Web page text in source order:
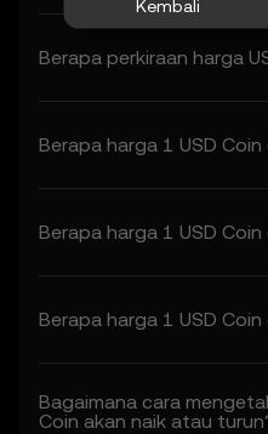
Berapa perkiraan harga
Berapa harga 1 USD
Berapa harga 1 USD
Berapa harga 1 USD
Bagaimana cara
Coin akan naik atau
segera hentikan
Fitur Prediksi Harga
mengikat secara
1.2 Dengan
• Anda telah
Kembali